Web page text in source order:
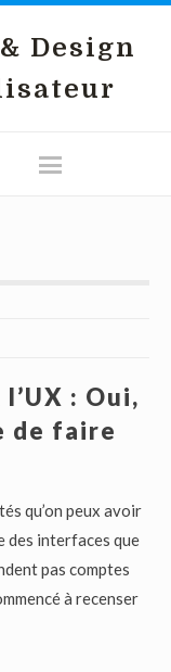
Design
: Oui,
de faire
qu’on peux avoir
des interfaces que
pas comptes
à recenser